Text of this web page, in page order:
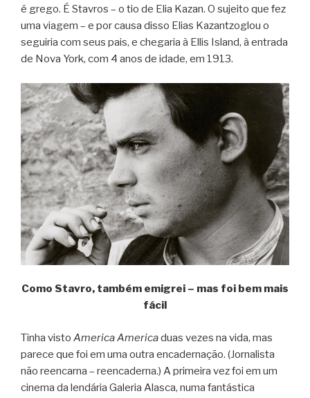
é grego. É Stavros – o tio de Elia Kazan. O sujeito que fez
uma viagem – e por causa disso Elias Kazantzoglou o
seguiria com seus pais, e chegaria à Ellis Island, à entrada
de Nova York, com 4 anos de idade, em 1913.
Como Stavro, também emigrei – mas foi bem mais
fácil
Tinha visto America Americaduas vezes na vida, mas
parece que foi em uma outra encadernação. (Jornalista
não reencarna – reencaderna.) A primeira vez foi em um
cinema da lendária Galeria Alasca, numa fantástica